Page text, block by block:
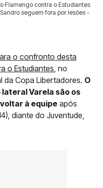
Flamengo contra o Estudiantes
seguem fora por lesões -
o confronto desta
o Estudiantes, no
da Copa Libertadores. O
Varela são os
à equipe após
diante do Juventude,